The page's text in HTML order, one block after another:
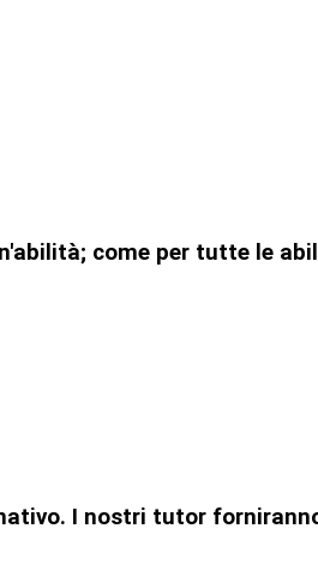
come per tutte le
I nostri tutor